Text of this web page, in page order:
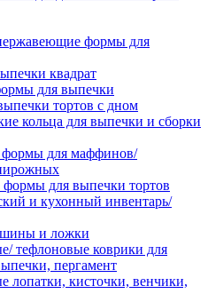
формы для
квадрат
для выпечки
тортов с дном
кольца для выпечки и сборки
для маффинов/
для выпечки тортов
и кухонный инвентарь/
и ложки
тефлоновые коврики для
пергамент
лопатки, кисточки, венчики,